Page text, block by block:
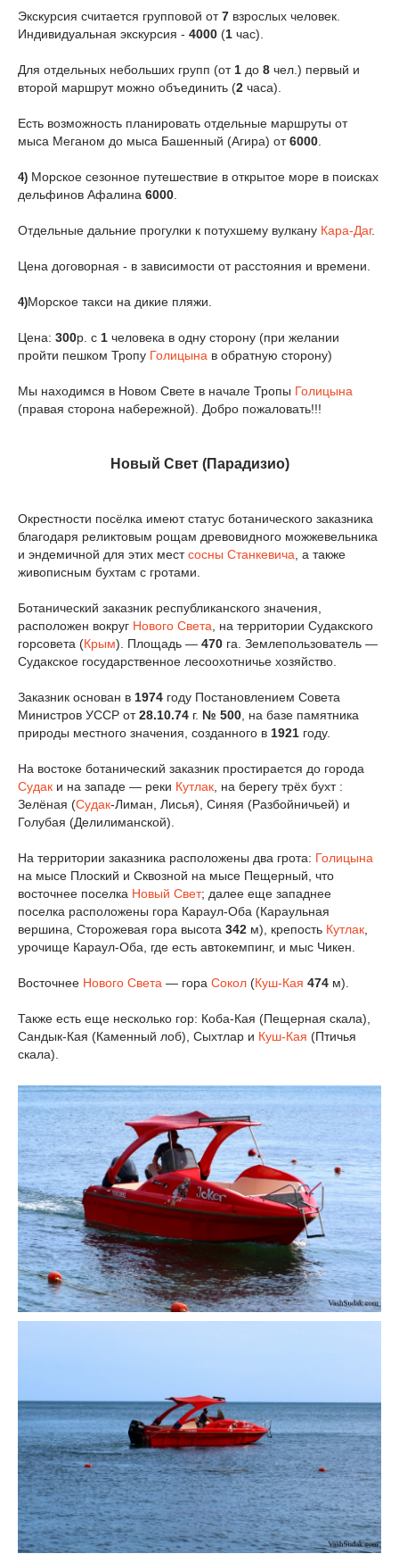
Экскурсия считается групповой от7 взрослых человек.
Индивидуальная экскурсия - 4000 (1 час).
Для отдельных небольших групп (от 1 до 8 чел.) первый и
второй маршрут можно объединить (2 часа).
Есть возможность планировать отдельные маршруты от
мыса Меганом до мыса Башенный (Агира) от6000
4) Мoрское сезонное путешествие в открытое море в поисках
дельфинов Афалина 6000
Отдельные дальние прогулки к потухшему вулкану Кара-Даг.
Цена договорная - в зависимости от расстояния и времени.
4)Мoрское такси на дикие пляжи.
Цена: 300р. с 1 человека в одну сторону (при желании
пройти пешком Тропу Голицына в обратную сторону)
Мы находимся в Новом Свете в начале Тропы Голицына
(правая сторона набережной). Добро пожаловать!!!
Нoвый Свет (Парадизио)
Окрестности посёлка имеют статус ботанического заказника
благодаря реликтовым рощам древовидного можжевельника
и эндемичной для этих местсосны Станкевича , а также
живописным бухтам с гротами.
Ботанический заказник республиканского значения,
расположен вокруг Нового Света , на территории Судакского
горсовета (Крым). Площадь — 470 га. Землепользователь —
Судакское государственное лесоохотничье хозяйство.
Заказник основан в 1974 году Постановлением Совета
Министров УССР от28.10.74 г. № 500 , на базе памятника
природы местного значения, созданного в 1921 году.
На востоке ботанический заказник простирается до города
Судак и на западе — реки Кутлак , на берегу трёх бухт :
Зелёная (Судак-Лиман, Лисья), Синяя (Разбойничьей) и
Голубая (Делилиманской).
На территории заказника расположены два грота: Голицына
на мысе Плоский и Сквозной на мысе Пещерный, что
восточнее поселка Новый Свет; далее еще западнее
поселка расположены гора Караул-Оба (Караульная
вершина, Сторожевая гора высота 342 м), крепость Кутлак
урочище Караул-Оба, где есть автокемпинг, и мыс Чикен.
Восточнее Нового Света — гора Сокол (Куш-Кая 474 м).
Также есть еще несколько гор: Коба-Кая (Пещерная скала),
Сандык-Кая (Каменный лоб), Сыхтлар и Куш-Кая (Птичья
скала).